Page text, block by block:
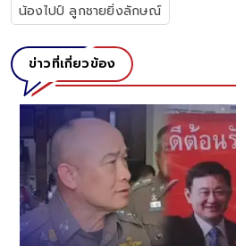
น้องไปป์ ลูกชายยิ่งลักษณ์
ข่าวที่เกี่ยวข้อง